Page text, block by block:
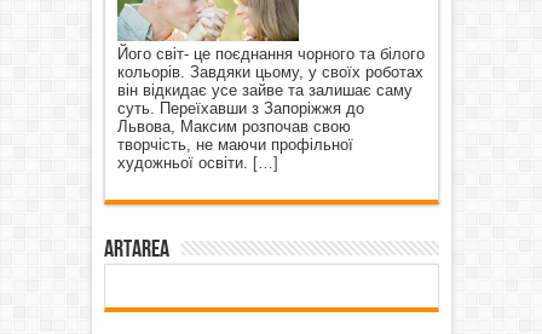
Його світ- це поєднання чорного та білого
кольорів. Завдяки цьому, у своїх роботах
він відкидає усе зайве та залишає саму
суть. Переїхавши з Запоріжжя до
Львова, Максим розпочав свою
творчість, не маючи профільної
художньої освіти.
[…]
ArtArea